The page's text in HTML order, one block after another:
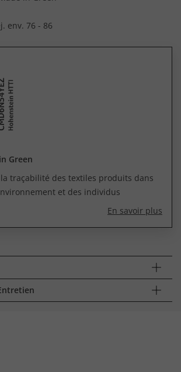
env. 76 - 86
Green
traçabilité des textiles produits dans
et des individus
En savoir plus